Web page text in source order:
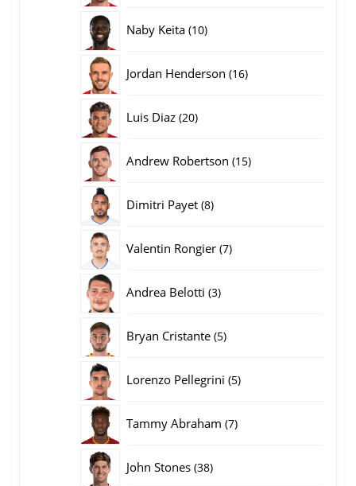
Naby Keita 1010
Jordan Henderson 1616
Luis Diaz 2020
Andrew Robertson 1515
Dimitri Payet 88
Valentin Rongier 77
Andrea Belotti 33
Bryan Cristante 55
Lorenzo Pellegrini 55
Tammy Abraham 77
John Stones 3838